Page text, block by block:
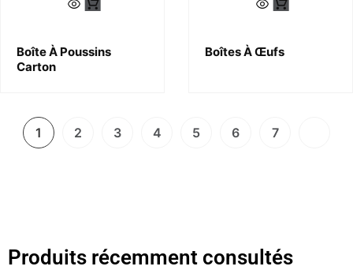
Boîte À Poussins
Carton
Boîtes À Œufs
1 2 3 4 5 6 7
Produits récemment consultés